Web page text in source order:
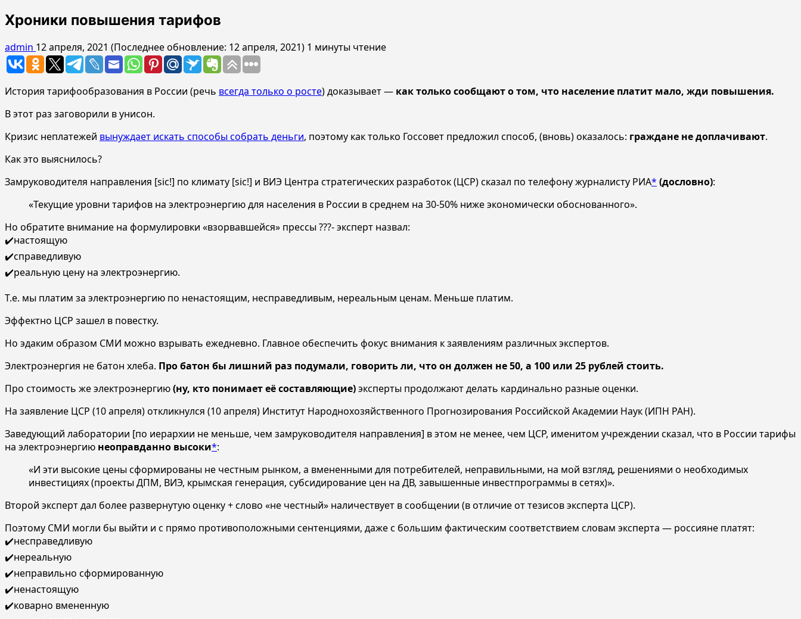
Хроники повышения тарифов
admin 12 апреля, 2021 (Последнее обновление: 12 апреля, 2021) 1 минуты чтение
История тарифообразования в России (речь всегда только о росте) доказывает — как только сообщают о том, что население платит мало, жди повышения.
В этот раз заговорили в унисон.
Кризис неплатежей вынуждает искать способы собрать деньги, поэтому как только Госсовет предложил способ, (вновь) оказалось: граждане не доплачивают.
Как это выяснилось?
Замруководителя направления [sic!] по климату [sic!] и ВИЭ Центра стратегических разработок (ЦСР) сказал по телефону журналисту РИА* (дословно):
«Текущие уровни тарифов на электроэнергию для населения в России в среднем на 30-50% ниже экономически обоснованного».
Но обратите внимание на формулировки «взорвавшейся» прессы ???- эксперт назвал:
✔️настоящую
✔️справедливую
✔️реальную цену на электроэнергию.
Т.е. мы платим за электроэнергию по ненастоящим, несправедливым, нереальным ценам. Меньше платим.
Эффектно ЦСР зашел в повестку.
Но эдаким образом СМИ можно взрывать ежедневно. Главное обеспечить фокус внимания к заявлениям различных экспертов.
Электроэнергия не батон хлеба. Про батон бы лишний раз подумали, говорить ли, что он должен не 50, а 100 или 25 рублей стоить.
Про стоимость же электроэнергию(ну, кто понимает её составляющие)эксперты продолжают делать кардинально разные оценки.
На заявление ЦСР (10 апреля) откликнулся (10 апреля) Институт Народнохозяйственного Прогнозирования Российской Академии Наук (ИПН РАН).
Заведующий лаборатории [по иерархии не меньше, чем замруководителя направления] в этом не менее, чем ЦСР, именитом учреждении сказал, что в России тарифы
на электроэнергию неоправданно высоки*:
«И эти высокие цены сформированы не честным рынком, а вмененными для потребителей, неправильными, на мой взгляд, решениями о необходимых
инвестициях (проекты ДПМ, ВИЭ, крымская генерация, субсидирование цен на ДВ, завышенные инвестпрограммы в сетях)».
Второй эксперт дал более развернутую оценку + слово «не честный» наличествует в сообщении (в отличие от тезисов эксперта ЦСР).
Поэтому СМИ могли бы выйти и с прямо противоположными сентенциями, даже с большим фактическим соответствием словам эксперта — россияне платят:
✔️несправедливую
✔️нереальную
✔️неправильно сформированную
✔️ненастоящую
✔️коварно вмененную